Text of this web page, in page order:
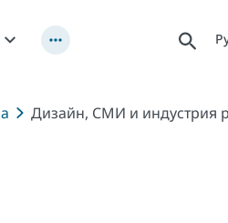
Дизайн, СМИ и индустрия